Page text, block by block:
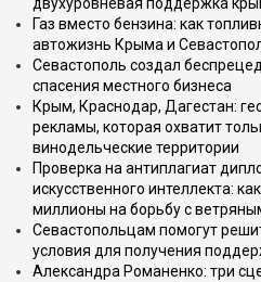
Газ вместо бензина: как
автожизнь Крыма и
Севастополь создал
спасения местного бизнеса
Крым, Краснодар, Дагестан:
рекламы, которая охватит
винодельческие территории
Проверка на антиплагиат
искусственного интеллекта:
миллионы на борьбу с
Севастопольцам помогут
условия для получения
Александра Романенко: три